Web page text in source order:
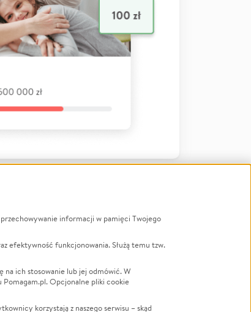
LGBTQ+
Powódź
Wichura
informacji w pamięci Twojego
efektywność funkcjonowania. Służą temu tzw.
ich stosowanie lub jej odmówić. W
Pomagam.pl. Opcjonalne pliki cookie
korzystają z naszego serwisu – skąd